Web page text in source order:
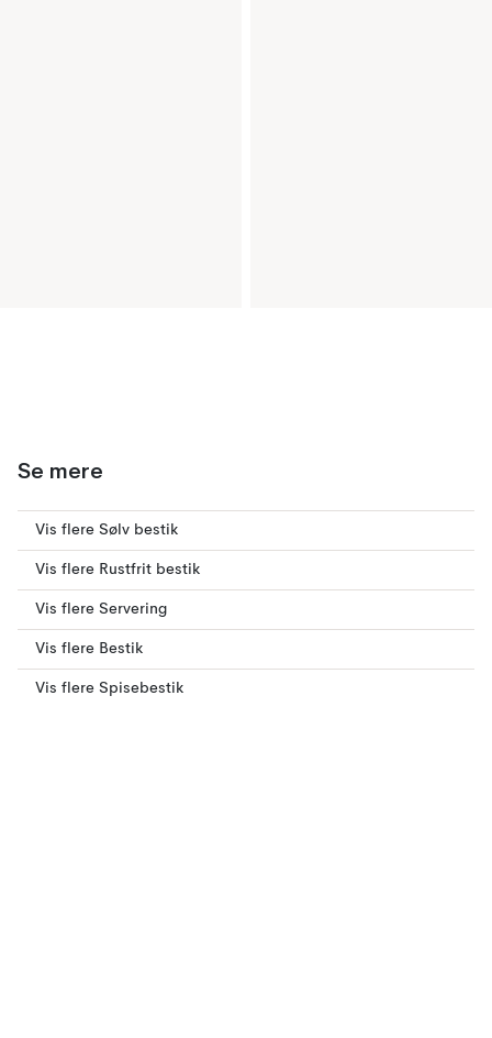
Se mere
Vis flere Sølv bestik
Vis flere Rustfrit bestik
Vis flere Servering
Vis flere Bestik
Vis flere Spisebestik